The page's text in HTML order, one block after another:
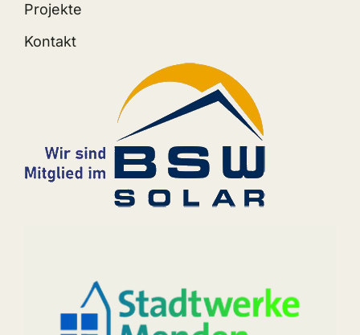
Projekte
Kontakt